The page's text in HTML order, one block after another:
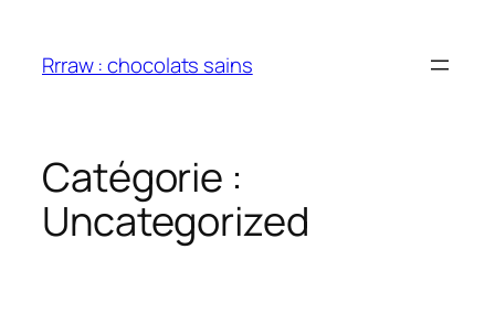
contenu
Rrraw : chocolats sains
Catégorie :
Uncategorized